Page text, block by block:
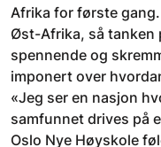
Afrika for første
Øst-Afrika, så tanken
spennende og
imponert over
«Jeg ser en nasjon
samfunnet drives på
Oslo Nye Høyskole